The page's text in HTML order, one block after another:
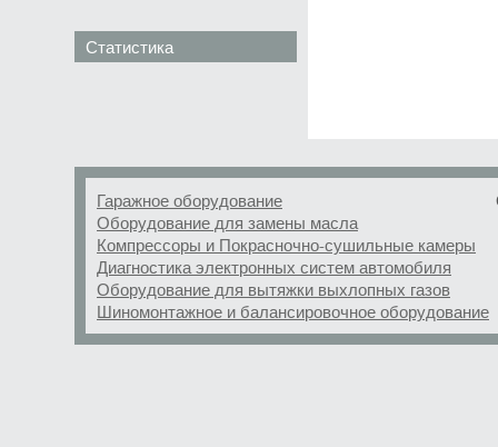
Статистика
Гаражное оборудование
Оборудование для замены масла
Компрессоры и Покрасночно-сушильные камеры
Диагностика электронных систем автомобиля
Оборудование для вытяжки выхлопных газов
Шиномонтажное и балансировочное оборудование